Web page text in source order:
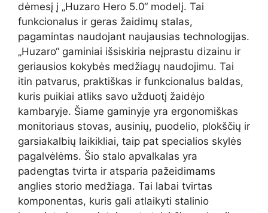
dėmesį į „Huzaro Hero 5.0“ modelį. Tai
funkcionalus ir geras žaidimų stalas,
pagamintas naudojant naujausias technologijas.
„Huzaro“ gaminiai išsiskiria neįprastu dizainu ir
geriausios kokybės medžiagų naudojimu. Tai
itin patvarus, praktiškas ir funkcionalus baldas,
kuris puikiai atliks savo užduotį žaidėjo
kambaryje. Šiame gaminyje yra ergonomiškas
monitoriaus stovas, ausinių, puodelio, plokščių ir
garsiakalbių laikikliai, taip pat specialios skylės
pagalvėlėms. Šio stalo apvalkalas yra
padengtas tvirta ir atsparia pažeidimams
anglies storio medžiaga. Tai labai tvirtas
komponentas, kuris gali atlaikyti stalinio